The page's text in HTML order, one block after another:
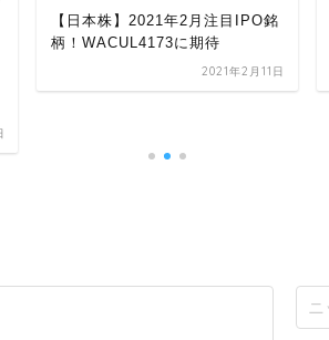
初めてコロナになりました！日
米株のザックリ振り返りと共に
2024年4月25日